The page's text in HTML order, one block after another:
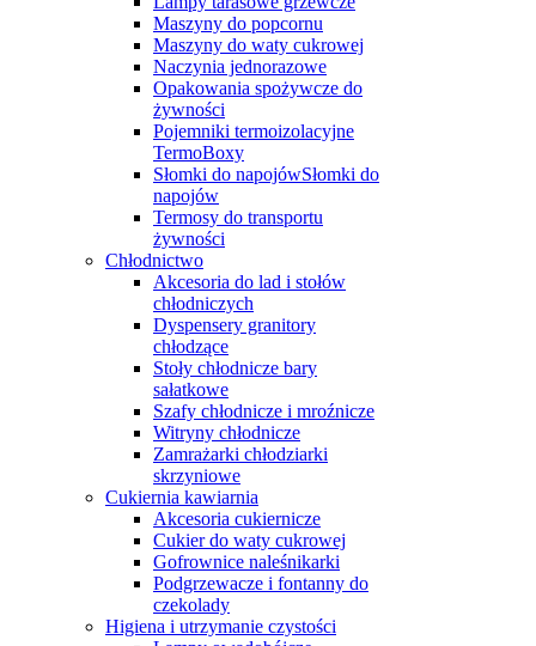
Maszyny do popcornu
Maszyny do waty cukrowej
Naczynia jednorazowe
Opakowania spożywcze do
żywności
Pojemniki termoizolacyjne
TermoBoxy
Słomki do napojówSłomki do
napojów
Termosy do transportu
żywności
Chłodnictwo
Akcesoria do lad i stołów
chłodniczych
Dyspensery granitory
chłodzące
Stoły chłodnicze bary
sałatkowe
Szafy chłodnicze i mroźnicze
Witryny chłodnicze
Zamrażarki chłodziarki
skrzyniowe
Cukiernia kawiarnia
Akcesoria cukiernicze
Cukier do waty cukrowej
Gofrownice naleśnikarki
Podgrzewacze i fontanny do
czekolady
Higiena i utrzymanie czystości